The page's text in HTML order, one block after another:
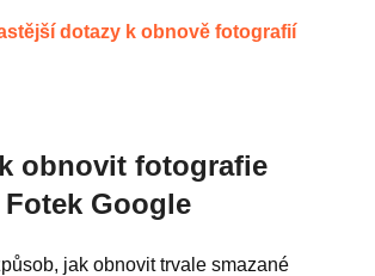
dotazy k obnově fotografií
obnovit fotografie
Google
jak obnovit trvale smazané